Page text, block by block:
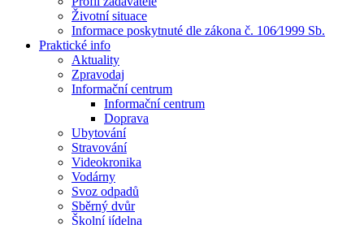
Životní situace
Informace poskytnuté dle zákona č. 106⁄1999 Sb.
Praktické info
Aktuality
Zpravodaj
Informační centrum
Informační centrum
Doprava
Ubytování
Stravování
Videokronika
Vodárny
Svoz odpadů
Sběrný dvůr
Školní jídelna